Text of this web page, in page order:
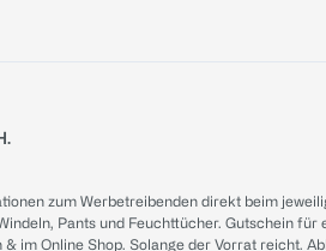
zum Werbetreibenden direkt beim
Pants und Feuchttücher. Gutschein
im Online Shop. Solange der Vorrat reicht.